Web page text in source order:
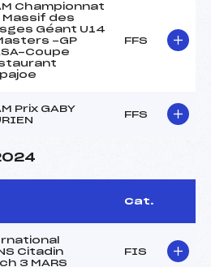
Championnat
Massif des
Géant U14
-GP
Coupe
FFS
Prix GABY
FFS
Cat.
Citadin
3 MARS
FIS